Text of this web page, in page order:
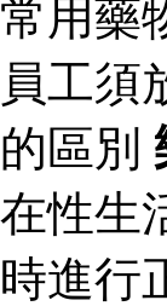
常用藥
員工須
的區別
在性生
時進行